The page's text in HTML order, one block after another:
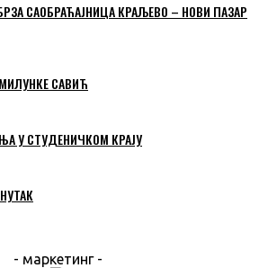
САОБРАЋАЈНИЦА КРАЉЕВО – НОВИ ПАЗАР
САВИЋ
У СТУДЕНИЧКОМ КРАЈУ
- маркетинг -